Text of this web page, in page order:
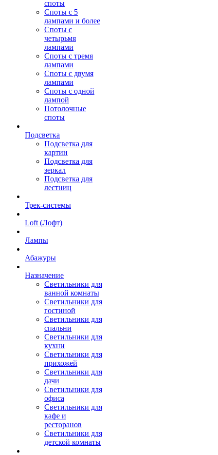
споты
Споты с 5
лампами и более
Споты с
четырьмя
лампами
Споты с тремя
лампами
Споты с двумя
лампами
Споты с одной
лампой
Потолочные
споты
Подсветка
Подсветка для
картин
Подсветка для
зеркал
Подсветка для
лестниц
Трек-системы
Loft (Лофт)
Лампы
Абажуры
Назначение
Светильники для
ванной комнаты
Светильники для
гостиной
Светильники для
спальни
Светильники для
кухни
Светильники для
прихожей
Светильники для
дачи
Светильники для
офиса
Светильники для
кафе и
ресторанов
Светильники для
детской комнаты